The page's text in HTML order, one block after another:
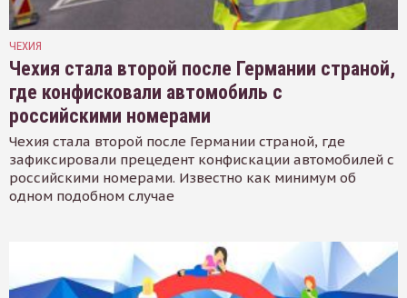
ЧЕХИЯ
Чехия стала второй после Германии страной,
где конфисковали автомобиль с
российскими номерами
Чехия стала второй после Германии страной, где
зафиксировали прецедент конфискации автомобилей с
российскими номерами. Известно как минимум об
одном подобном случае